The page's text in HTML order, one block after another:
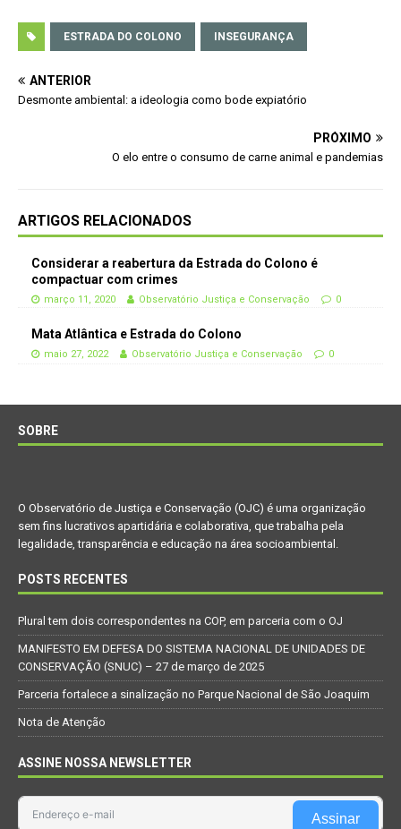
ESTRADA DO COLONO INSEGURANÇA
ANTERIOR
Desmonte ambiental: a ideologia como bode expiatório
PRÓXIMO
O elo entre o consumo de carne animal e pandemias
ARTIGOS RELACIONADOS
Considerar a reabertura da Estrada do Colono é
compactuar com crimes
março 11, 2020 Observatório Justiça e Conservação 0
Mata Atlântica e Estrada do Colono
maio 27, 2022 Observatório Justiça e Conservação 0
SOBRE
O Observatório de Justiça e Conservação (OJC) é uma organização
sem fins lucrativos apartidária e colaborativa, que trabalha pela
legalidade, transparência e educação na área socioambiental.
POSTS RECENTES
Plural tem dois correspondentes na COP, em parceria com o OJ
MANIFESTO EM DEFESA DO SISTEMA NACIONAL DE UNIDADES DE
CONSERVAÇÃO (SNUC) – 27 de março de 2025
Parceria fortalece a sinalização no Parque Nacional de São Joaquim
Nota de Atenção
ASSINE NOSSA NEWSLETTER
Assinar